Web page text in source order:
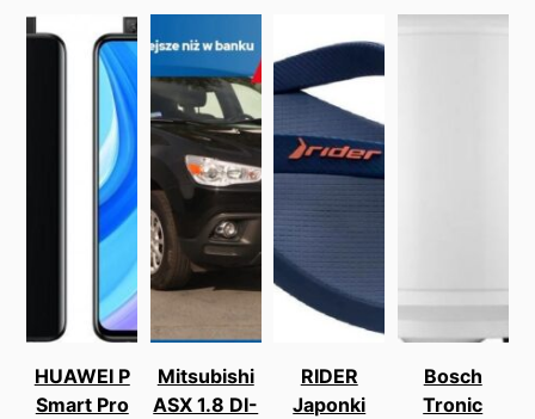
HUAWEI P
Smart Pro
Mitsubishi
ASX 1.8 DI-
RIDER
Japonki
Bosch
Tronic